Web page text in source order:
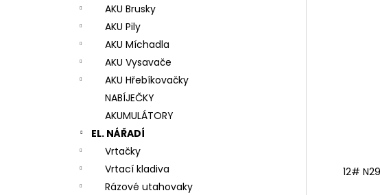
AKU Brusky
AKU Pily
AKU Míchadla
AKU Vysavače
AKU Hřebíkovačky
NABÍJEČKY
AKUMULÁTORY
EL. NÁŘADÍ
Vrtačky
Vrtací kladiva
Rázové utahovaky
12#